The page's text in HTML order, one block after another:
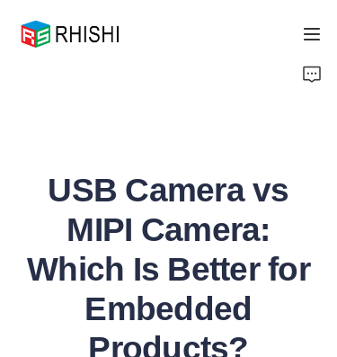
USB Camera vs
MIPI Camera:
Which Is Better for
Embedded
Products?
About Us
Support